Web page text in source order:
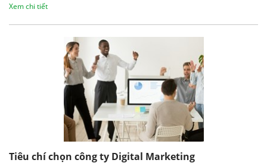
Xem chi tiết
Tiêu chí chọn công ty Digital Marketing